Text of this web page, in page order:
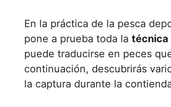
En la práctica de la pesca deportiva, el momento de la pelea con el pez es donde se
pone a prueba toda la técnica
puede traducirse en peces
continuación, descubrirás
la captura durante la